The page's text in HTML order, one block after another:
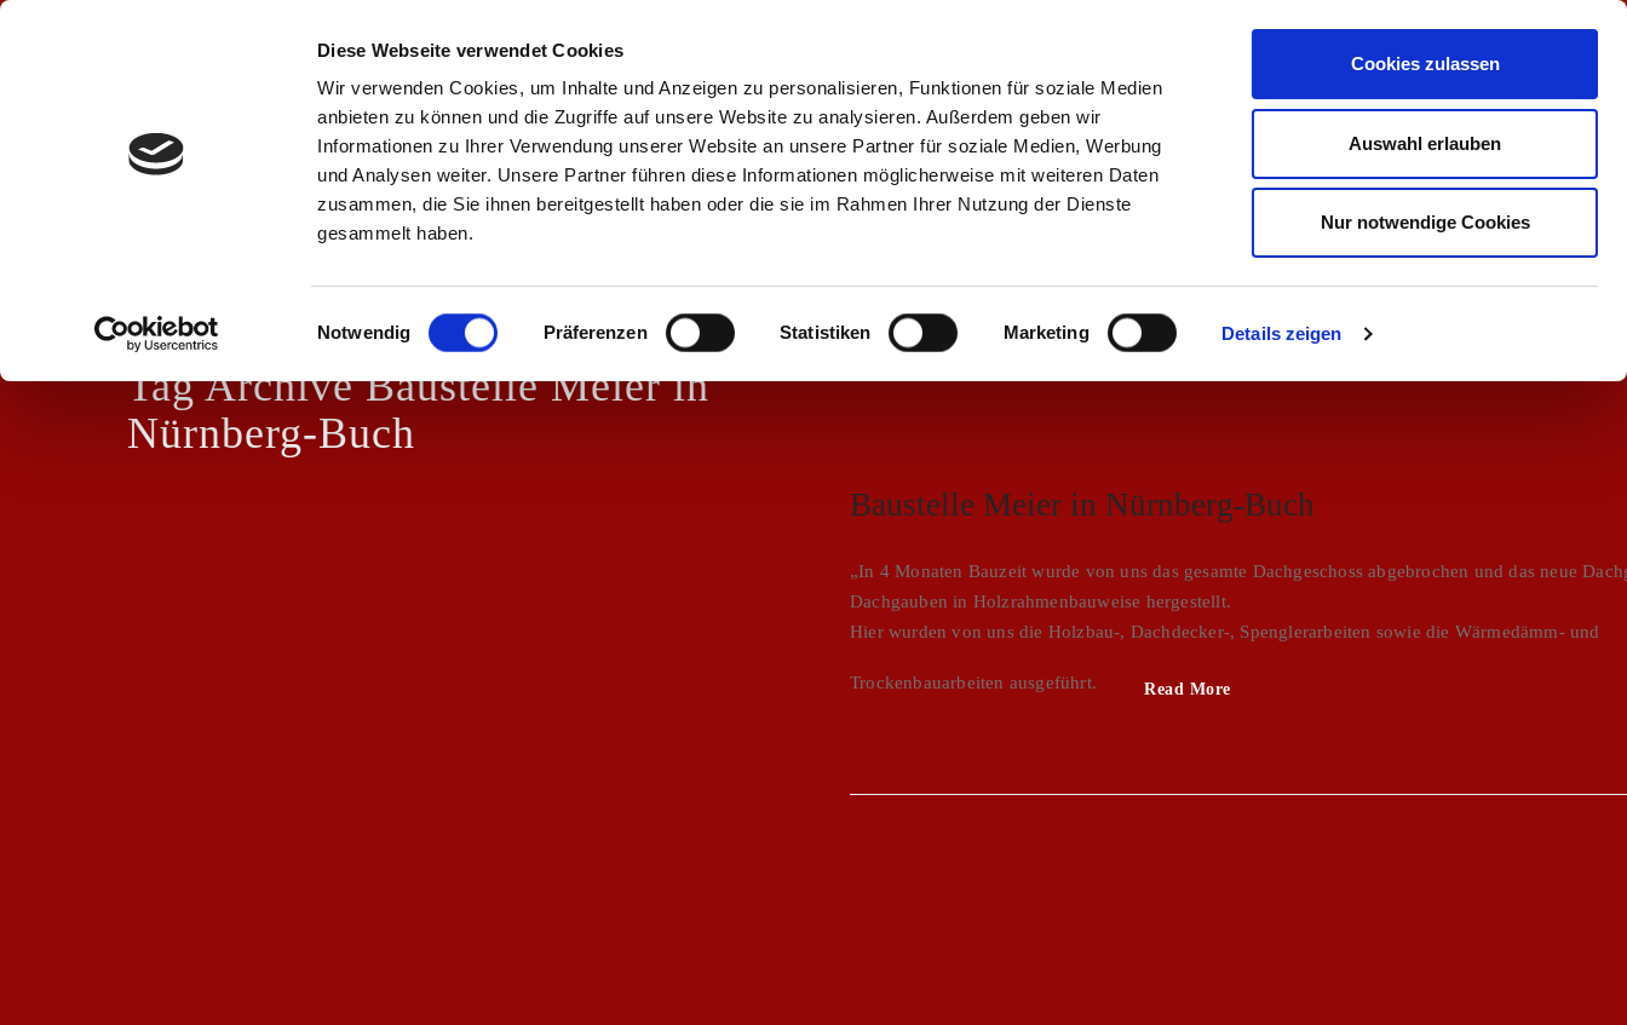
Diese Webseite verwendet Cookies
Wir verwenden Cookies, um Inhalte und Anzeigen zu personalisieren, Funktionen für soziale Medien
anbieten zu können und die Zugriffe auf unsere Website zu analysieren. Außerdem geben wir
Informationen zu Ihrer Verwendung unserer Website an unsere Partner für soziale Medien, Werbung
und Analysen weiter. Unsere Partner führen diese Informationen möglicherweise mit weiteren Daten
zusammen, die Sie ihnen bereitgestellt haben oder die sie im Rahmen Ihrer Nutzung der Dienste
gesammelt haben.
Einwilligungsauswahl
Notwendig Präferenzen Statistiken Marketing Details zeigen
Cookies zulassen
Auswahl erlauben
Nur notwendige Cookies
Moosbach 2 • 91575 Windsbach
zimmerei@kleinoeder.de
Zimmerei
Tag Archive Baustelle Meier in
Nürnberg-Buch
Baustelle Meier in Nürnberg-Buch
„In 4 Monaten Bauzeit wurde von uns das gesamte Dachgeschoss abgebrochen und das neue
Dachgauben in Holzrahmenbauweise hergestellt.
Hier wurden von uns die Holzbau-, Dachdecker-, Spenglerarbeiten sowie die Wärmedämm- und
Trockenbauarbeiten ausgeführt. Read More